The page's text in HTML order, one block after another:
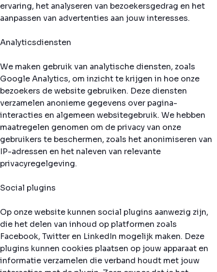
ervaring, het analyseren van bezoekersgedrag en het
aanpassen van advertenties aan jouw interesses.
Analyticsdiensten
We maken gebruik van analytische diensten, zoals
Google Analytics, om inzicht te krijgen in hoe onze
bezoekers de website gebruiken. Deze diensten
verzamelen anonieme gegevens over pagina-
interacties en algemeen websitegebruik. We hebben
maatregelen genomen om de privacy van onze
gebruikers te beschermen, zoals het anonimiseren van
IP-adressen en het naleven van relevante
privacyregelgeving.
Social plugins
Op onze website kunnen social plugins aanwezig zijn,
die het delen van inhoud op platformen zoals
Facebook, Twitter en LinkedIn mogelijk maken. Deze
plugins kunnen cookies plaatsen op jouw apparaat en
informatie verzamelen die verband houdt met jouw